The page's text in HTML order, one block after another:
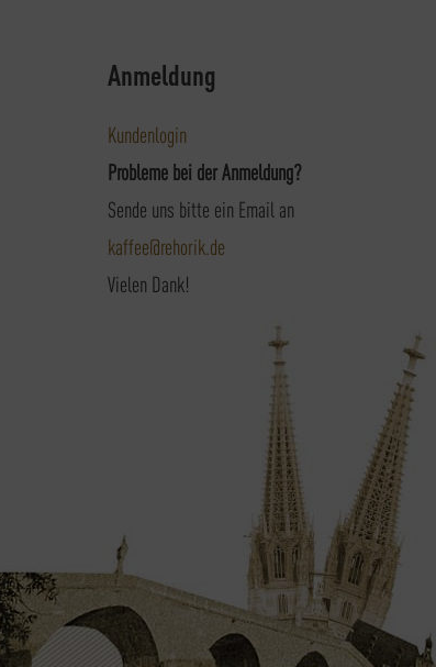
Anmeldung
Kundenlogin
Probleme bei der Anmeldung?
Sende uns bitte ein Email an
kaffee@rehorik.de
Vielen Dank!